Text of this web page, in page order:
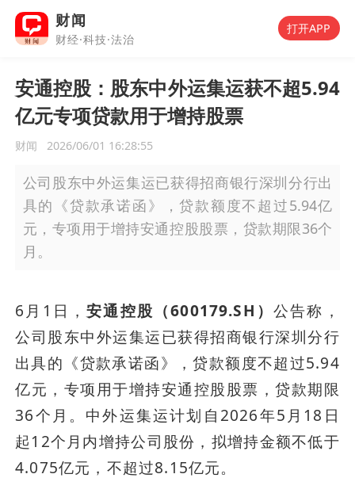
财闻
财经·科技·法治
打开APP
安通控股：股东中外运集运获不超5.94
亿元专项贷款用于增持股票
财闻 2026/06/01 16:28:55
公司股东中外运集运已获得招商银行深圳分行出
具的《贷款承诺函》，贷款额度不超过5.94亿
元，专项用于增持安通控股股票，贷款期限36个
月。
6月1日，安通控股（600179.SH）公告称，
公司股东中外运集运已获得招商银行深圳分行
出具的《贷款承诺函》，贷款额度不超过5.94
亿元，专项用于增持安通控股股票，贷款期限
36个月。中外运集运计划自2026年5月18日
起12个月内增持公司股份，拟增持金额不低于
4.075亿元，不超过8.15亿元。